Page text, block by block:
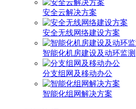
安全云解决方案
安全无线网络建设方案
智能化机房建设及动环监测
分支组网及移动办公
智能化组网解决方案